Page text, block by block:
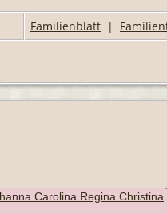
Familienblatt |
Carolina Regina Christina